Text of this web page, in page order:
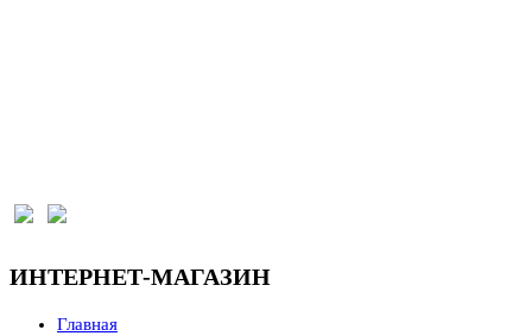
ИНТЕРНЕТ-МАГАЗИН
Главная